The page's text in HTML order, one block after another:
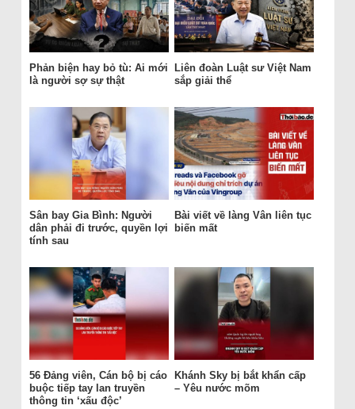
Phản biện hay bỏ tù: Ai mới
là người sợ sự thật
Liên đoàn Luật sư Việt Nam
sắp giải thể
Sân bay Gia Bình: Người
dân phải đi trước, quyền lợi
tính sau
Bài viết về làng Vân liên tục
biến mất
56 Đảng viên, Cán bộ bị cáo
buộc tiếp tay lan truyền
thông tin ‘xấu độc’
Khánh Sky bị bắt khẩn cấp
– Yêu nước mõm